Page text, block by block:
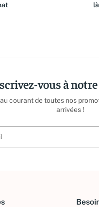
vous à
courant de toutes nos
arrivées !